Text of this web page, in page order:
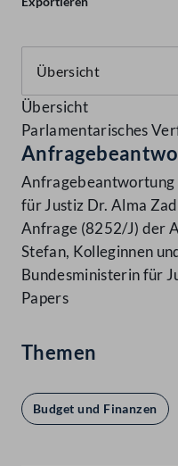
Übersicht
Parlamentarisches
Anfragebeantwortung
für Justiz Dr. Alma
Anfrage (8252/J) der
Stefan, Kolleginnen
Bundesministerin für
Papers
Themen
Budget und Finanzen